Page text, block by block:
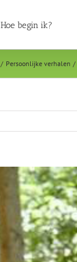
Hoe begin ik?
Persoonlijke verhalen